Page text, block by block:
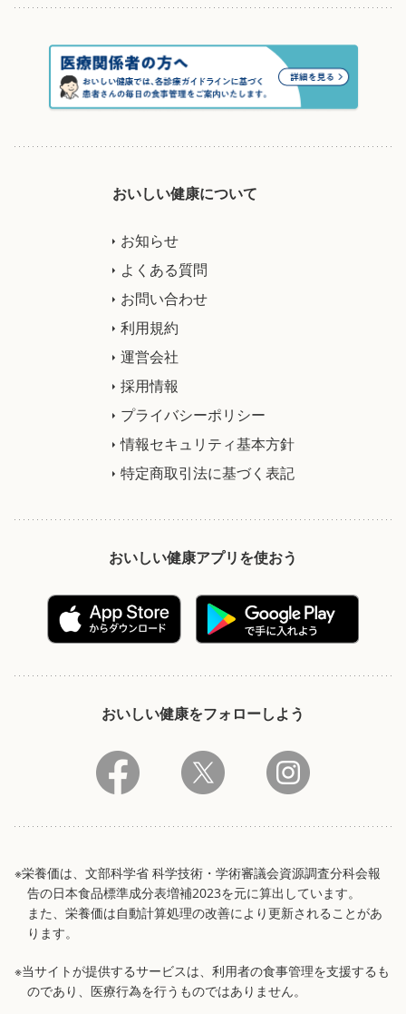
おいしい健康について
お知らせ
よくある質問
お問い合わせ
利用規約
運営会社
採用情報
プライバシーポリシー
情報セキュリティ基本方針
特定商取引法に基づく表記
おいしい健康アプリを使おう
おいしい健康をフォローしよう
※栄養価は、文部科学省 科学技術・学術審議会資源調査分科会報
告の日本食品標準成分表増補2023を元に算出しています。
また、栄養価は自動計算処理の改善により更新されることがあ
ります。
※当サイトが提供するサービスは、利用者の食事管理を支援するも
のであり、医療行為を行うものではありません。